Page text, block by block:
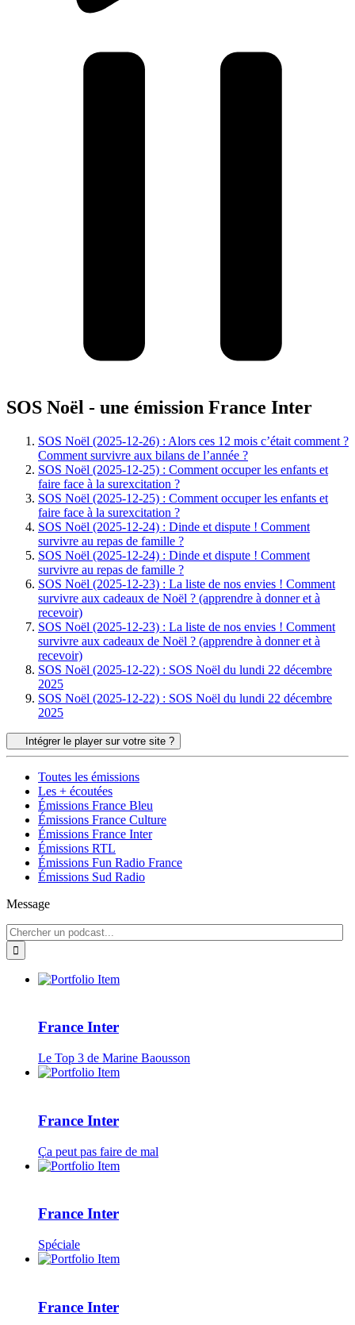
SOS Noël - une émission France Inter
SOS Noël (2025-12-26) : Alors ces 12 mois c’était comment ?
Comment survivre aux bilans de l’année ?
SOS Noël (2025-12-25) : Comment occuper les enfants et
faire face à la surexcitation ?
SOS Noël (2025-12-25) : Comment occuper les enfants et
faire face à la surexcitation ?
SOS Noël (2025-12-24) : Dinde et dispute ! Comment
survivre au repas de famille ?
SOS Noël (2025-12-24) : Dinde et dispute ! Comment
survivre au repas de famille ?
SOS Noël (2025-12-23) : La liste de nos envies ! Comment
survivre aux cadeaux de Noël ? (apprendre à donner et à
recevoir)
SOS Noël (2025-12-23) : La liste de nos envies ! Comment
survivre aux cadeaux de Noël ? (apprendre à donner et à
recevoir)
SOS Noël (2025-12-22) : SOS Noël du lundi 22 décembre
2025
SOS Noël (2025-12-22) : SOS Noël du lundi 22 décembre
2025
Intégrer le player sur votre site ?
Toutes les émissions
Les + écoutées
Émissions France Bleu
Émissions France Culture
Émissions France Inter
Émissions RTL
Émissions Fun Radio France
Émissions Sud Radio
Message
France Inter
Le Top 3 de Marine Baousson
France Inter
Ça peut pas faire de mal
France Inter
Spéciale
France Inter